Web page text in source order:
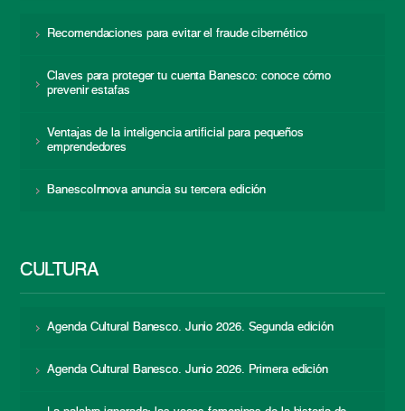
Recomendaciones para evitar el fraude cibernético
Claves para proteger tu cuenta Banesco: conoce cómo
prevenir estafas
Ventajas de la inteligencia artificial para pequeños
emprendedores
BanescoInnova anuncia su tercera edición
CULTURA
Agenda Cultural Banesco. Junio 2026. Segunda edición
Agenda Cultural Banesco. Junio 2026. Primera edición